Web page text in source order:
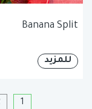
Banana Split
للمزيد
1